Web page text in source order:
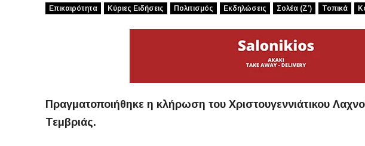
Επικαιρότητα Κύριες Ειδήσεις Πολιτισμός Εκδηλώσεις Σολέα (Ζ’) Τοπικά
Πραγματοποιήθηκε η κλήρωση του Χριστουγεννιάτικου
Τεμβριάς.